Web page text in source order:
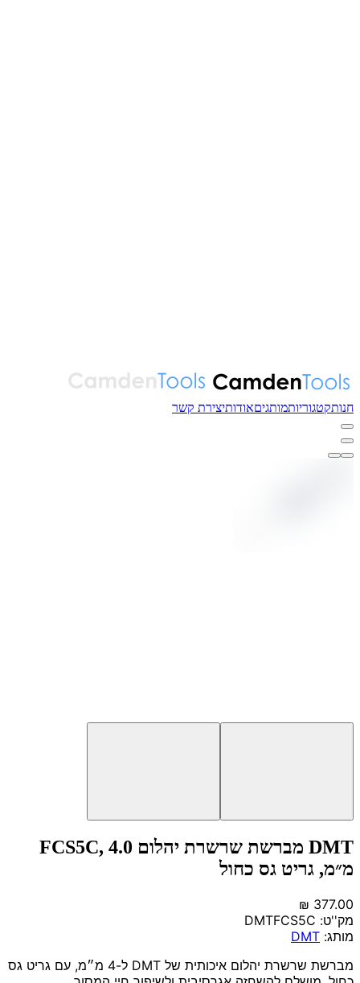
חנותקטגוריותמותגיםאודותיצירת קשר
DMT מברשת שרשרת יהלום FCS5C, 4.0
מ״מ, גריט גס כחול
מק''ט: DMTFCS5C
מותג: DMT
מברשת שרשרת יהלום איכותית של DMT ל-4 מ״מ, עם גריט גס